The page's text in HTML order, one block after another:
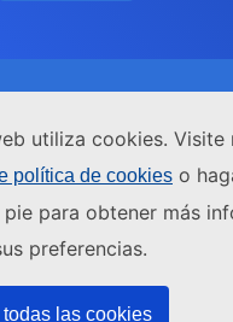
utiliza cookies. Visite
política de cookies o
para obtener más
preferencias.
las cookies